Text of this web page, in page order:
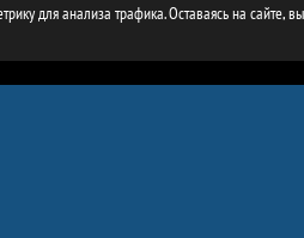
для анализа трафика. Оставаясь на сайте,